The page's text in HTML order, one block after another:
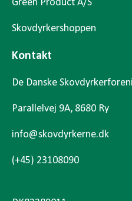
Green Product A/S
Skovdyrkershoppen
Kontakt
De Danske
Parallelvej 9A, 8680 Ry
info@skovdyrkerne.dk
(+45) 23108090